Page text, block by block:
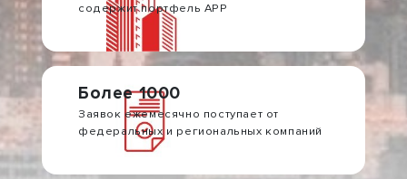
содержит портфель АРР
Более 1000
Заявок ежемесячно поступает от
федеральных и региональных компаний